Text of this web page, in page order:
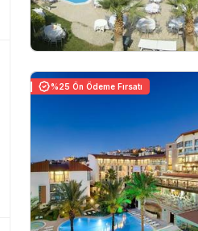
%25 Ön Ödeme Fırsatı